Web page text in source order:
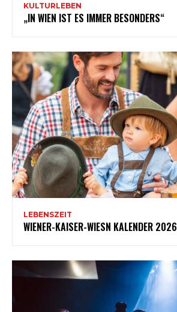
KULTURLEBEN
„IN WIEN IST ES IMMER BESONDERS“
LEBENSZEIT
WIENER-KAISER-WIESN KALENDER 2026